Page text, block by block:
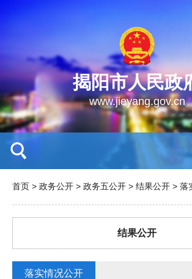
揭阳市人民政
www.jieyang.gov.cn
首页 > 政务公开 > 政务五公开 > 结果公开 > 落
结果公开
落实情况公开